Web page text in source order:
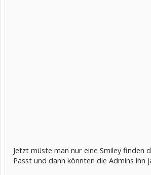
Jetzt müste man nur eine Smiley finden
Passt und dann könnten die Admins ihn